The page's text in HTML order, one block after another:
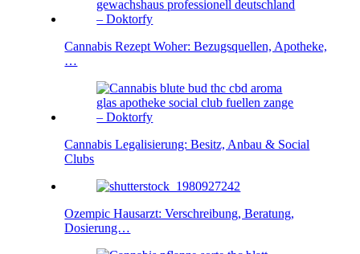
Cannabis Rezept Woher: Bezugsquellen, Apotheke,
…
Cannabis Legalisierung: Besitz, Anbau & Social
Clubs
Ozempic Hausarzt: Verschreibung, Beratung,
Dosierung…